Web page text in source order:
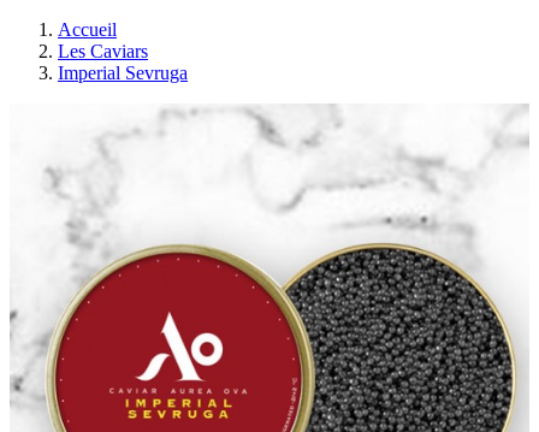
Accueil
Les Caviars
Imperial Sevruga